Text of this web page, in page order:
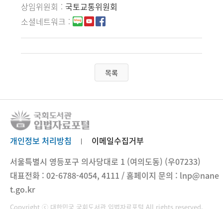
상임위원회
국토교통위원회
소셜네트워크
목록
개인정보 처리방침
이메일수집거부
서울특별시 영등포구 의사당대로 1 (여의도동) (우07233)
대표전화 : 02-6788-4054, 4111 / 홈페이지 문의 : lnp@nane
t.go.kr
Copyright ⓒ 대한민국 국회도서관 입법자료포털 All rights reserved.